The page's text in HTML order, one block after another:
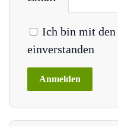
Ich bin mit den
einverstanden